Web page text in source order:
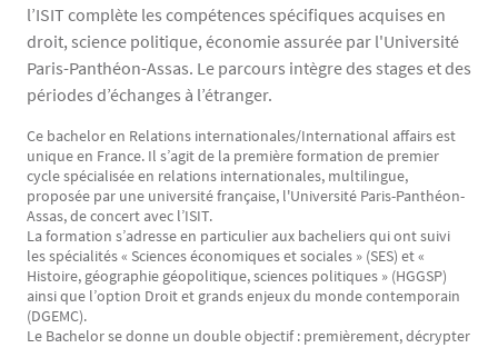
l’ISIT complète les compétences spécifiques acquises en
droit, science politique, économie assurée par l'Université
Paris-Panthéon-Assas. Le parcours intègre des stages et des
périodes d’échanges à l’étranger.
Ce bachelor en Relations internationales/International affairs est
unique en France. Il s’agit de la première formation de premier
cycle spécialisée en relations internationales, multilingue,
proposée par une université française, l'Université Paris-Panthéon-
Assas, de concert avec l’ISIT.
La formation s’adresse en particulier aux bacheliers qui ont suivi
les spécialités « Sciences économiques et sociales » (SES) et «
Histoire, géographie géopolitique, sciences politiques » (HGGSP)
ainsi que l’option Droit et grands enjeux du monde contemporain
(DGEMC).
Le Bachelor se donne un double objectif : premièrement, décrypter